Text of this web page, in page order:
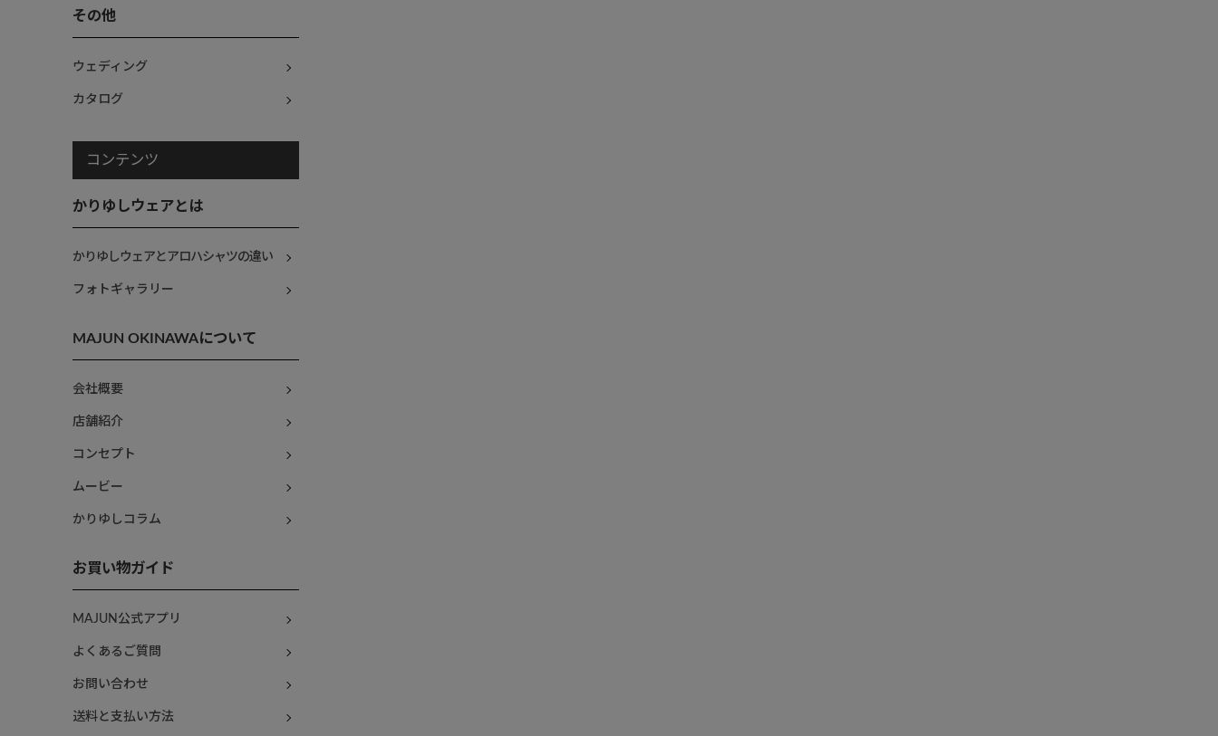
その他
ウェディング
カタログ
コンテンツ
かりゆしウェアとは
かりゆしウェアとアロハシャツの違い
フォトギャラリー
MAJUN OKINAWAについて
会社概要
店舗紹介
コンセプト
ムービー
かりゆしコラム
お買い物ガイド
MAJUN公式アプリ
よくあるご質問
お問い合わせ
送料と支払い方法